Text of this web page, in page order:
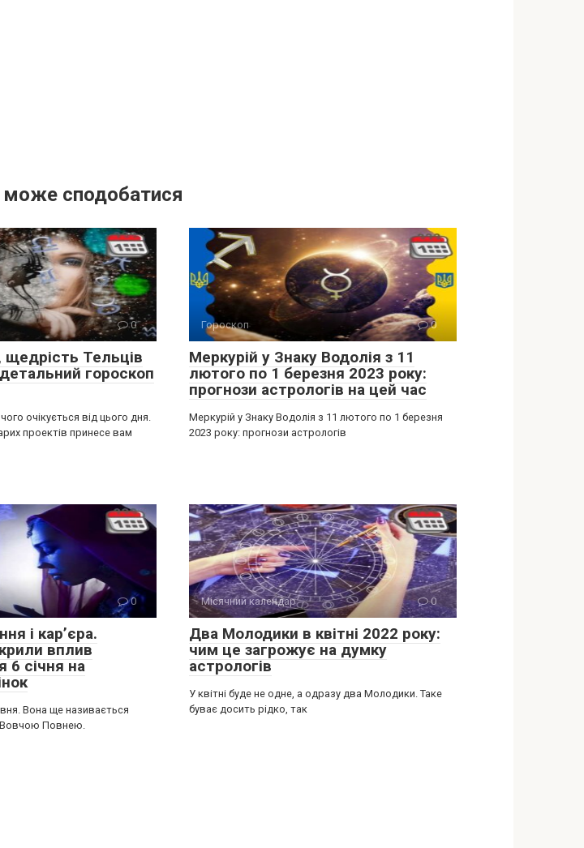
сподобатися
0
щедрість Тельців
гороскоп
очікується від цього дня.
проектів принесе вам
Гороскоп 0
Меркурій у Знаку Водолія з 11
лютого по 1 березня 2023 року:
прогнози астрологів на цей час
Меркурій у Знаку Водолія з 11 лютого по 1 березня
2023 року: прогнози астрологів
0
і кар’єра.
вплив
6 січня на
Вона ще називається
Вовчою Повнею.
Місячний календар 0
Два Молодики в квітні 2022 року:
чим це загрожує на думку
астрологів
У квітні буде не одне, а одразу два Молодики. Таке
буває досить рідко, так